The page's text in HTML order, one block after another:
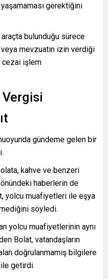
gerektiğini
bulunduğu sürece
mevzuatın izin verdiği
cezai işlem
gündeme gelen bir
kahve ve benzeri
haberlerin de
yolcu muafiyetleri ile eşya
söyledi.
yolcu muafiyetlerinin aynı
Bolat, vatandaşların
doğrulanmamış bilgilere
getirdi.